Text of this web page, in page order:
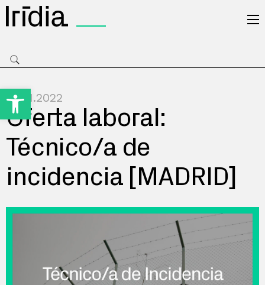
Open toolbar
21.01.2022
Oferta laboral:
Técnico/a de
incidencia [MADRID]